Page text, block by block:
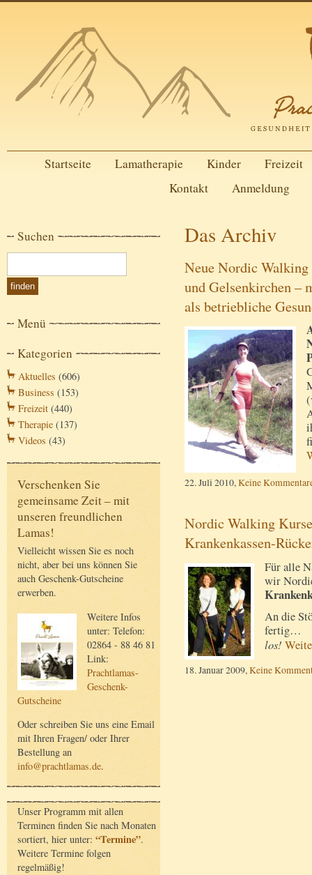
Startseite Lamatherapie Kinder
Freizeit
Kontakt
Anmeldung
Suchen
Menü
Kategorien
Aktuelles (606)
Business (153)
Freizeit (440)
Therapie (137)
Videos (43)
Verschenken Sie
gemeinsame Zeit – mit
unseren freundlichen
Lamas!
Vielleicht wissen Sie es noch
nicht, aber bei uns können Sie
auch Geschenk-Gutscheine
erwerben.
Weitere Infos
unter: Telefon:
02864 - 88 46 81
Link:
Prachtlamas-
Geschenk-
Gutscheine
Oder schreiben Sie uns eine Email
mit Ihren Fragen/ oder Ihrer
Bestellung an
info@prachtlamas.de.
Unser Programm mit allen
Terminen finden Sie nach Monaten
sortiert, hier unter: “Termine”.
Weitere Termine folgen
regelmäßig!
Das Archiv
Neue Nordic Walking
und Gelsenkirchen –
als betriebliche
22. Juli 2010,Keine
Nordic Walking
Krankenkassen-
Für alle
wir
An die
fertig…
los!
18. Januar 2009, Keine